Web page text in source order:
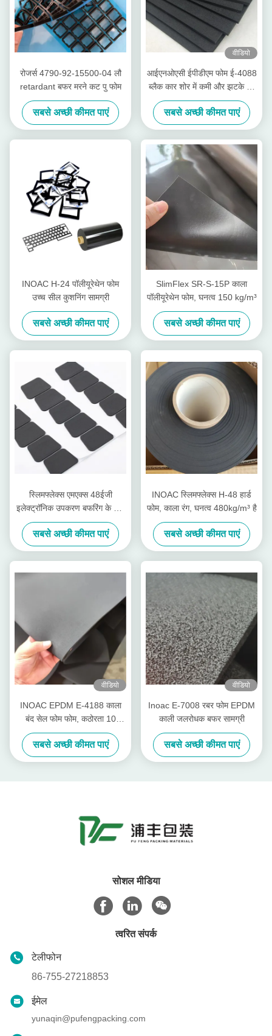
रोजर्स 4790-92-15500-04 लौ
retardant बफर मरने कट पु फोम
सबसे अच्छी कीमत पाएं
वीडियो
आईएनओएसी ईपीडीएम फोम ई-4088
ब्लैक कार शोर में कमी और झटके का
सबूत
सबसे अच्छी कीमत पाएं
INOAC H-24 पॉलीयूरेथेन फोम
उच्च सील कुशनिंग सामग्री
सबसे अच्छी कीमत पाएं
SlimFlex SR-S-15P काला
पॉलीयूरेथेन फोम, घनत्व 150 kg/m³
सबसे अच्छी कीमत पाएं
स्लिमफ्लेक्स एमएक्स 48ईजी
इलेक्ट्रॉनिक उपकरण बफरिंग के लिए
सबसे कठिन लौ retardant
सबसे अच्छी कीमत पाएं
INOAC स्लिमफ्लेक्स H-48 हार्ड
फोम, काला रंग, घनत्व 480kg/m³ है
सबसे अच्छी कीमत पाएं
वीडियो
INOAC EPDM E-4188 काला
बंद सेल फोम फोम, कठोरता 10
Asker-c
सबसे अच्छी कीमत पाएं
वीडियो
Inoac E-7008 रबर फोम EPDM
काली जलरोधक बफर सामग्री
सबसे अच्छी कीमत पाएं
सोशल मीडिया
त्वरित संपर्क
टेलीफोन
86-755-27218853
ईमेल
yunaqin@pufengpacking.com